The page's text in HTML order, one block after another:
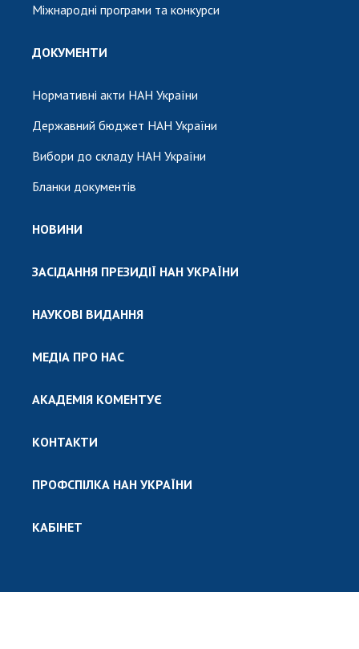
Міжнародні програми та конкурси
ДОКУМЕНТИ
Нормативні акти НАН України
Державний бюджет НАН України
Вибори до складу НАН України
Бланки документів
НОВИНИ
ЗАСІДАННЯ ПРЕЗИДІЇ НАН УКРАЇНИ
НАУКОВІ ВИДАННЯ
МЕДІА ПРО НАС
АКАДЕМІЯ КОМЕНТУЄ
КОНТАКТИ
ПРОФСПІЛКА НАН УКРАЇНИ
КАБІНЕТ